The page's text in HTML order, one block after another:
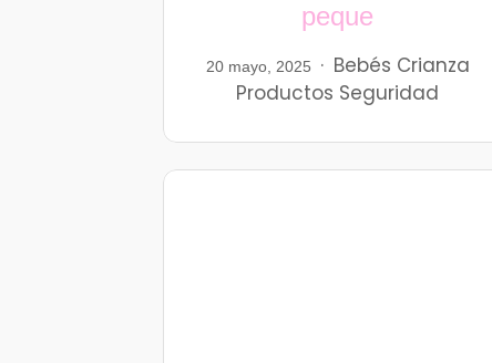
peque
20 mayo, 2025 Bebés Crianza
Productos Seguridad